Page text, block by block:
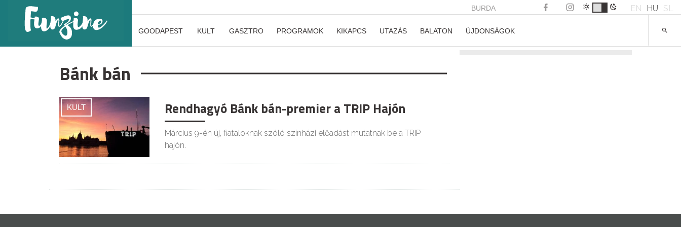
BURDA EN HU SL
GOODAPEST KULT GASZTRO PROGRAMOK KIKAPCS UTAZÁS BALATON ÚJDONSÁGOK
Bánk bán
KULT Rendhagyó Bánk bán-premier a TRIP Hajón
Március 9-én új, fiataloknak szóló színházi előadást mutatnak be a TRIP
hajón.